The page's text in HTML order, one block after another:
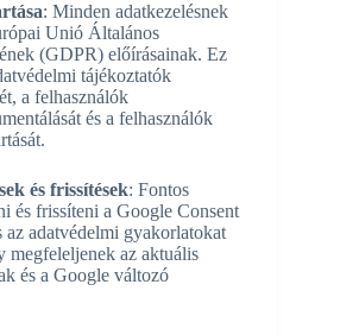
: Minden adatkezelésnek
Unió Általános
(GDPR) előírásainak. Ez
tájékoztatók
a felhasználók
és a felhasználók
és frissítések: Fontos
és frissíteni a Google Consent
az adatvédelmi gyakorlatokat
megfeleljenek az aktuális
és a Google változó